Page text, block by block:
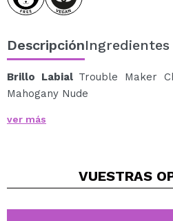
DescripciónIngredientes
Brillo Labial Trouble Maker
Mahogany Nude
Mahogany Nude lo tiene
voluminosos y radiantes, con
Su textura ligera y cremosa
ver más
VUESTRAS